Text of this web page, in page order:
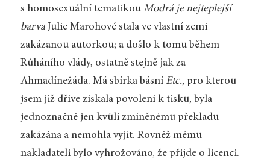
s homosexuální tematikou Modrá je nejteplejší
barvaJulie Marohové stala ve vlastní zemi
zakázanou autorkou; a došlo k tomu během
Rúháního vlády, ostatně stejně jak za
Ahmadínežáda. Má sbírka básní Etc., pro kterou
jsem již dříve získala povolení k tisku, byla
jednoznačně jen kvůli zmíněnému překladu
zakázána a nemohla vyjít. Rovněž mému
nakladateli bylo vyhrožováno, že přijde o licenci.